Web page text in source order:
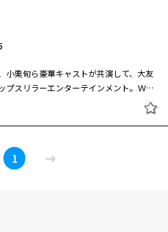
ンスサークルに所属する諸橋大也は学内
ィ＝多様性＞をテーマにした学園祭の
、琵琶湖を望む安土の地に巨大な城を築
池上家、奈良の大仏殿を造った中井一
勝ち抜き、築城の総棟梁の地位を獲得し
愛する妻子や門下の大工たちに支えられ
かし彼の前にはなお多くの困難や試練が
々が織り成す人間模様を、ドラマティッ
を丸ごと一つ城にせよ。天下統一の野
前代未聞のスケールを誇る巨城の建造と
の宮大工。彼がさまざまな苦難と闘い
く様子を、第１１回松本清張賞を受賞し
万丈に描いた、いわば戦国時代版「プロ
名桔平、大竹しのぶ、福田沙紀ら、豪華
ち抜き、築城の総棟梁の地位を獲得し
する妻子や門下の大工たちに支えられ
小栗旬ら豪華キャストが共演して、大友
プスリラーエンターテインメント。ＷＯ
ルのマスクをかぶり、自分が殺人のアー
大友啓史監督が、小栗、尾野真千子、
を迎えて映画化。米映画「セブン」に大
がちだが、新たに担当した連続事件に
弾」放送記念！ノンストップス
ー特集 ミュージアム
1